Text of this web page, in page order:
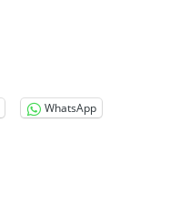
WhatsApp